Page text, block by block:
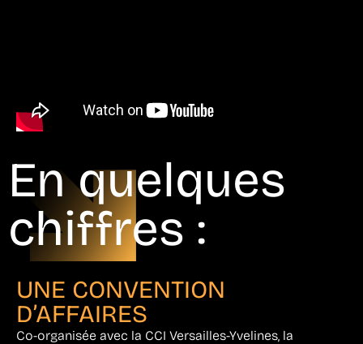
En quelques
chiffres :
UNE CONVENTION
D’AFFAIRES
Co-organisée avec la CCI Versailles-Yvelines, la